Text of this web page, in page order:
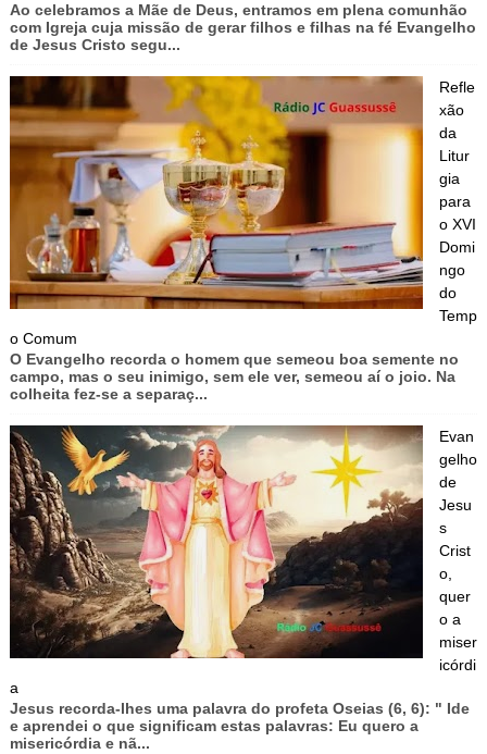
Ao celebramos a Mãe de Deus, entramos em plena comunhão
com Igreja cuja missão de gerar filhos e filhas na fé Evangelho
de Jesus Cristo segu...
Refle
xão
da
Litur
gia
para
o XVI
Domi
ngo
do
Temp
o Comum
O Evangelho recorda o homem que semeou boa semente no
campo, mas o seu inimigo, sem ele ver, semeou aí o joio. Na
colheita fez-se a separaç...
Evan
gelho
de
Jesu
s
Crist
o,
quer
o a
miser
icórdi
a
Jesus recorda-lhes uma palavra do profeta Oseias (6, 6): " Ide
e aprendei o que significam estas palavras: Eu quero a
misericórdia e nã...